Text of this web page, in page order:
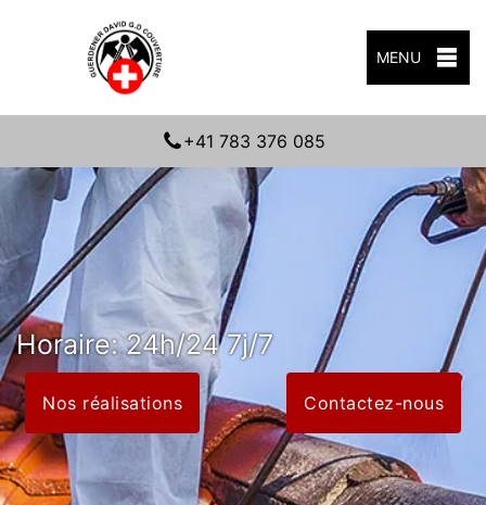
MENU
+41 783 376 085
Horaire: 24h/24 7j/7
Nos réalisations Contactez-nous